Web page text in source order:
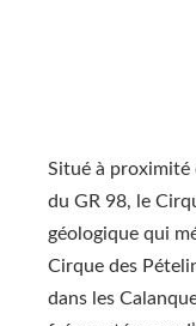
Situé à proximité
du GR 98, le
géologique qui
Cirque des
dans les